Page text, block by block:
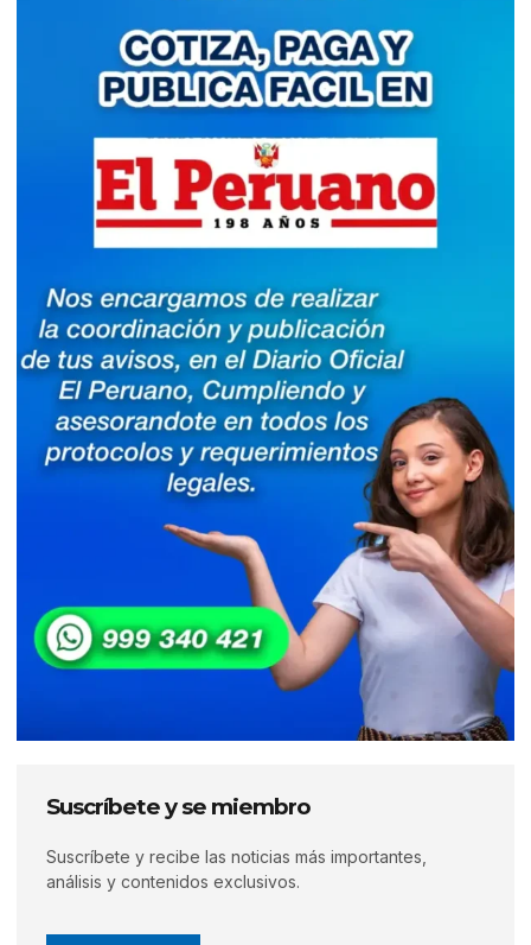
Suscríbete y se miembro
Suscríbete y recibe las noticias más importantes,
análisis y contenidos exclusivos.